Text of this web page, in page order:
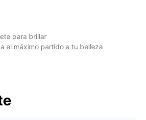
para brillar
el máximo partido a tu belleza